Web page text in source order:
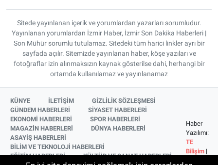
Sitede yayınlanan içerik ve yorumlardan yazarları sorumludur.
Yayınlanan yorumlardan İzmir Haber, İzmir Son Dakika Haberleri |
Son Mühür sorumlu tutulamaz. Sitedeki tüm harici linkler ayrı bir
sayfada açılır. Sitemizde yayınlanan haber, köşe yazıları ve
fotoğraflar izin alınmaksızın kaynak gösterilse dahi, herhangi bir
ortamda kullanılamaz ve yayınlanamaz
KÜNYE İLETİŞİM
GİZLİLİK SÖZLEŞMESİ
GÜNDEM HABERLERİ
SİYASET HABERLERİ
EKONOMİ HABERLERİ
SPOR HABERLERİ
MAGAZİN HABERLERİ
DÜNYA HABERLERİ
ASAYİŞ HABERLERİ
BİLİM VE TEKNOLOJİ HABERLERİ
EĞİTİM HABERLERİ
KÜLTÜR VE SANAT HABERLERİ
Haber
Yazılımı:
TE
Bilişim |